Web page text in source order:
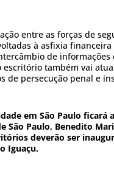
entre as forças de
à asfixia financeira
de informações
escritório também vai
de persecução penal e
em São Paulo ficará
São Paulo, Benedito
deverão ser
Iguaçu.